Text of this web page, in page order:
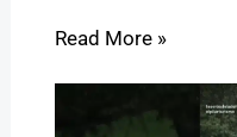
Read More »